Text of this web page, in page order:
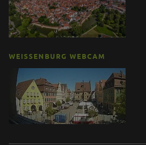
WEISSENBURG WEBCAM